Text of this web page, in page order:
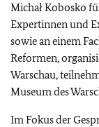
Michał Kobosko
Expertinnen und
sowie an einem
Reformen,
Warschau,
Museum des
Im Fokus der